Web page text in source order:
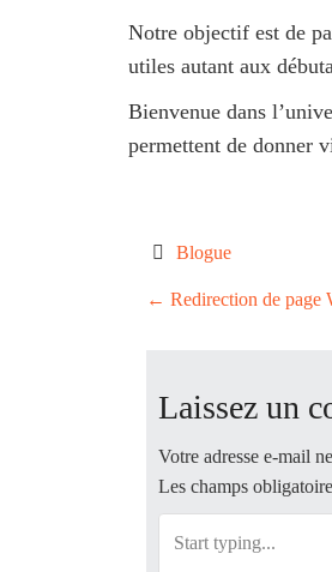
Notre objectif est de
utiles autant aux
Bienvenue dans
permettent de donner
Blogue
P
s
n
← Redirection de page
Laissez un
Votre adresse e-mail
Les champs